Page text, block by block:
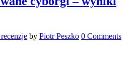
by Piotr Peszko 0 Comments